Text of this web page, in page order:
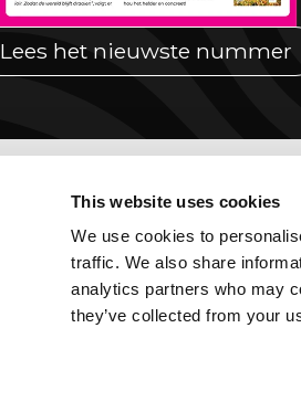
This website uses cookies
We use cookies to
traffic. We also share
analytics partners who may
they’ve collected from your
Lees het nieuwste nummer